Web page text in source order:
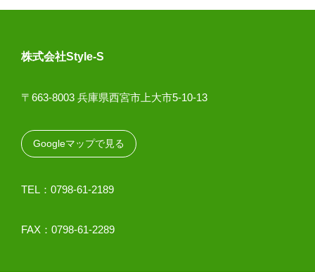
株式会社Style-S
〒663-8003 兵庫県西宮市上大市5-10-13
Googleマップで見る
TEL：0798-61-2189
FAX：0798-61-2289